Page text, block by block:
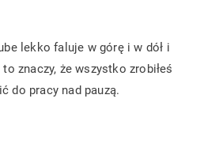
lekko faluje w górę i w dół i
znaczy, że wszystko zrobiłeś
do pracy nad pauzą.